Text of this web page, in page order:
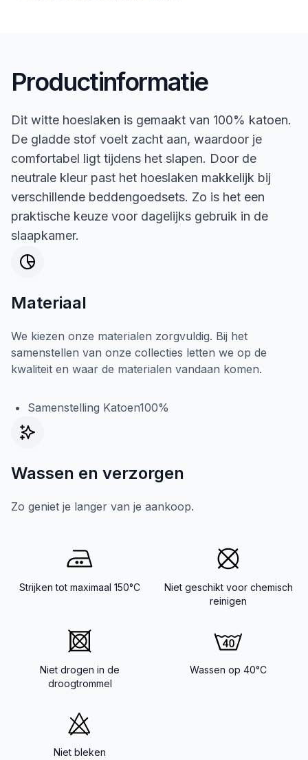
Productinformatie
Dit witte hoeslaken is gemaakt van 100% katoen.
De gladde stof voelt zacht aan, waardoor je
comfortabel ligt tijdens het slapen. Door de
neutrale kleur past het hoeslaken makkelijk bij
verschillende beddengoedsets. Zo is het een
praktische keuze voor dagelijks gebruik in de
slaapkamer.
Materiaal
We kiezen onze materialen zorgvuldig. Bij het
samenstellen van onze collecties letten we op de
kwaliteit en waar de materialen vandaan komen.
Samenstelling Katoen100%
Wassen en verzorgen
Zo geniet je langer van je aankoop.
Strijken tot maximaal 150°C
Niet geschikt voor chemisch
reinigen
Niet drogen in de
droogtrommel
Wassen op 40°C
Niet bleken